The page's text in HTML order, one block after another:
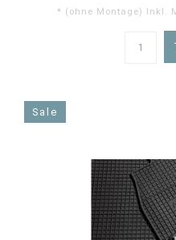
* (ohne Montage) Inkl.
Sale